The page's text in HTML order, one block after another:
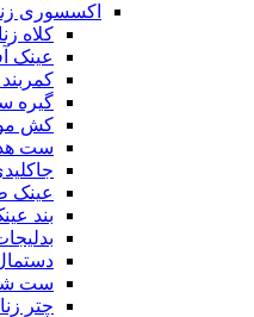
اکسسوری
کلاه
عینک
کمربند
گیره
کش مو
ست
عینک
بند
ست
چتر